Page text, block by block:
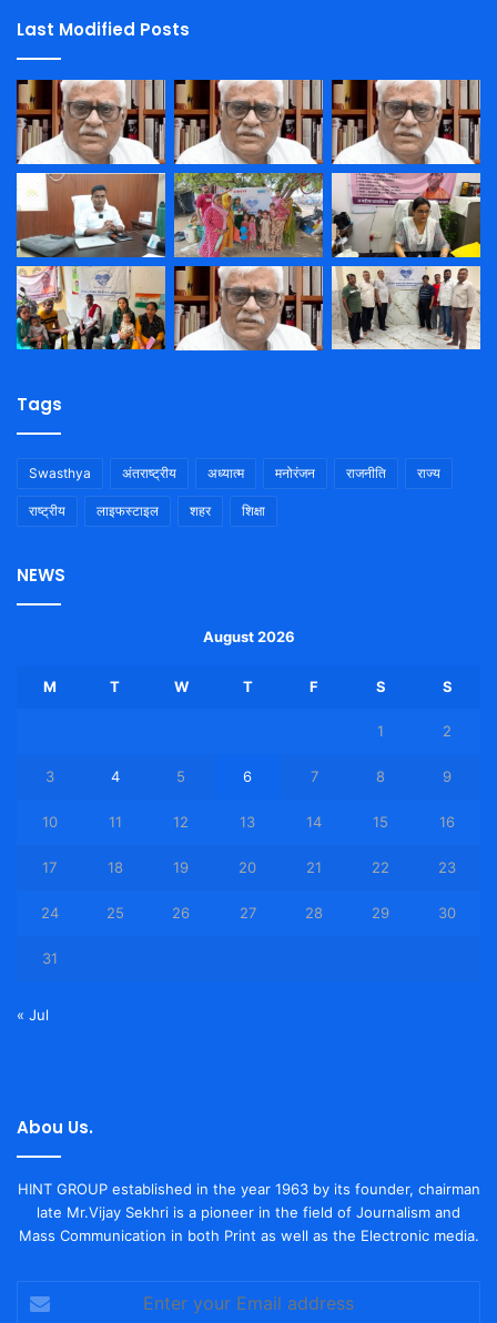
Last Modified Posts
Tags
Swasthya अंतराष्ट्रीय अध्यात्म मनोरंजन राजनीति राज्य
राष्ट्रीय लाइफस्टाइल शहर शिक्षा
NEWS
August 2026
M T W T F S S
1 2
3 4 5 6 7 8 9
10 11 12 13 14 15 16
17 18 19 20 21 22 23
24 25 26 27 28 29 30
31
« Jul
Abou Us.
HINT GROUP established in the year 1963 by its founder, chairman
late Mr.Vijay Sekhri is a pioneer in the field of Journalism and
Mass Communication in both Print as well as the Electronic media.
your